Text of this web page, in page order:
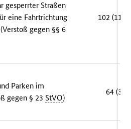
gesperrter Straßen
eine Fahrtrichtung
gegen §§ 6
102 (113)
Parken im
gegen § 23StVO)
64 (31)